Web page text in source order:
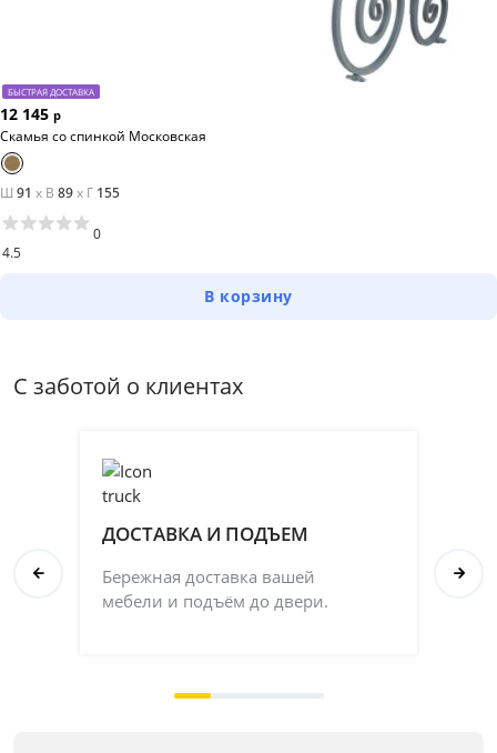
БЫСТРАЯ ДОСТАВКА
12 145 р
Скамья со спинкой Московская
Ш 91 x В 89x Г 155
4.5
0
В корзину
С заботой о клиентах
ДОСТАВКА И ПОДЪЕМ
Бережная доставка вашей
мебели и подъём до двери.